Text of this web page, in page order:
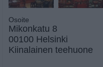
Osoite
Mikonkatu 8
00100 Helsinki
Kiinalainen teehuone